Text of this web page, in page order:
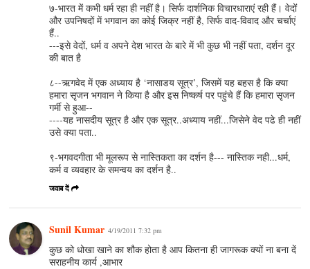
७-भारत में कभी धर्म रहा ही नहीं है। सिर्फ दार्शनिक विचारधाराएं रही हैं। वेदों
और उपनिषदों में भगवान का कोई जिक्र नहीं है, सिर्फ वाद-विवाद और चर्चाएं
हैं..
---इसे वेदों, धर्म व अपने देश भारत के बारे में भी कुछ भी नहीं पता, दर्शन दूर
की बात है
८--ऋगवेद में एक अध्‍याय है ‘नासाडय सूत्र’, जिसमें यह बहस है कि क्‍या
हमारा सृजन भगवान ने किया है और इस निष्‍कर्ष पर पहुंचे हैं कि हमारा सृजन
गर्मी से हुआ--
----यह नासदीय सूत्र है और एक सूत्र..अध्याय नहीं...जिसेने वेद पढे ही नहीं
उसे क्या पता..
९-भगवदगीता भी मूलरूप से नास्तिकता का दर्शन है--- नास्तिक नही...धर्म,
कर्म व व्यवहार के समन्वय का दर्शन है..
जवाब दें
Sunil Kumar 4/19/2011 7:32 pm
कुछ को धोखा खाने का शौक होता है आप कितना ही जागरूक क्यों ना बना दें
सराहनीय कार्य ,आभार